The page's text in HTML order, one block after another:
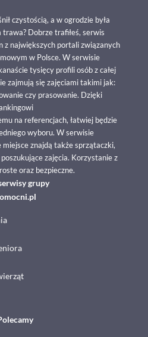
czystością, a w ogrodzie była
Dobrze trafiłeś, serwis
z największych portali związanych
w Polsce. W serwisie
tysięcy profili osób z całej
zajmują się zajęciami takimi jak:
czy prasowanie. Dzięki
na referencjach, łatwiej będzie
wyboru. W serwisie
znajdą także sprzątaczki,
zajęcia. Korzystanie z
oraz bezpieczne.
grupy